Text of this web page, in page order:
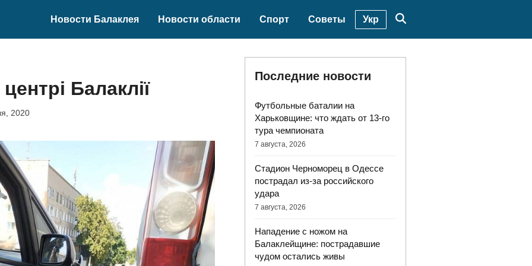
Новости Балаклея Новости области Спорт Советы Укр
Балаклії
2020
Последние новости
Футбольные баталии на
Харьковщине: что ждать от 13-го
тура чемпионата
7 августа, 2026
Стадион Черноморец в Одессе
пострадал из-за российского
удара
7 августа, 2026
Нападение с ножом на
Балаклейщине: пострадавшие
чудом остались живы